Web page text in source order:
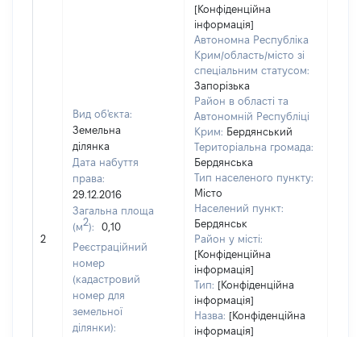
2
Вид об'єкта:
Земельна
ділянка
Дата набуття
права:
29.12.2016
Загальна площа
(м2):
0,10
Реєстраційний
номер
(кадастровий
номер для
земельної
ділянки):
[Конфіденційна
інформація]
Автономна Республіка
Крим/область/місто зі
спеціальним статусом:
Запорізька
Район в області та
Автономній Республіці
Крим: Бердянський
Територіальна громада:
Бердянська
Тип населеного пункту:
Місто
Населений пункт:
Бердянськ
Район у місті:
[Конфіденційна
інформація]
Тип: [Конфіденційна
інформація]
Назва: [Конфіденційна
інформація]